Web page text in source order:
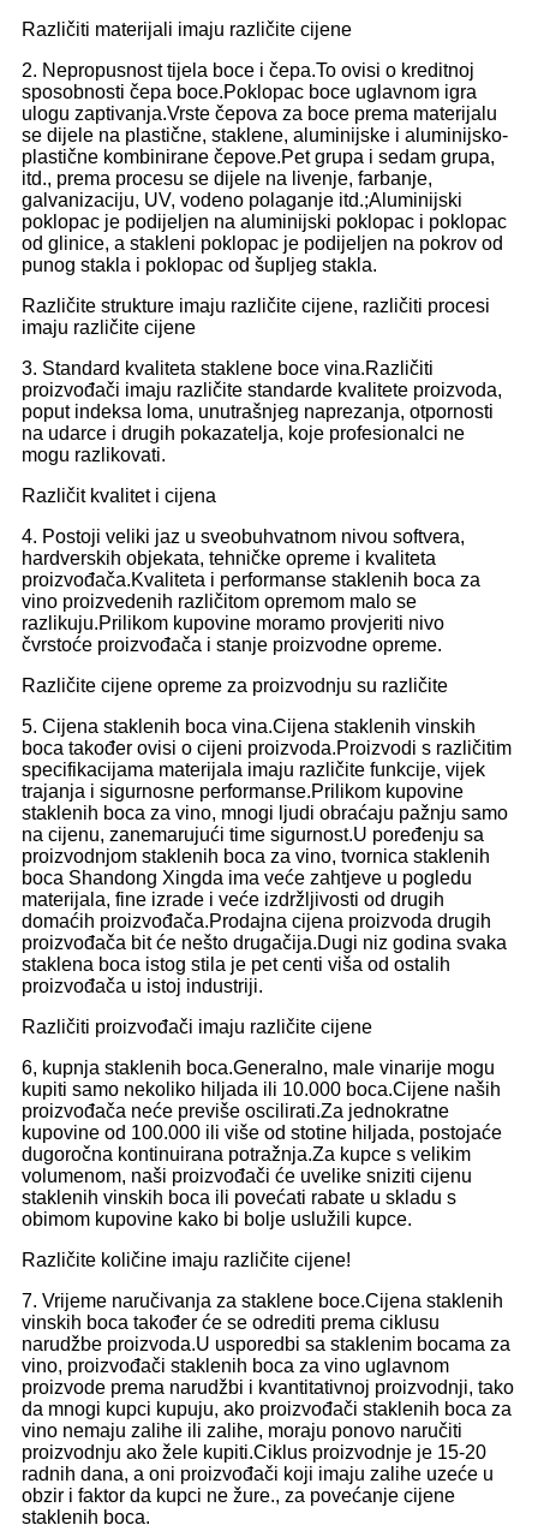
Različiti materijali imaju različite cijene
2. Nepropusnost tijela boce i čepa.To ovisi o kreditnoj
sposobnosti čepa boce.Poklopac boce uglavnom igra
ulogu zaptivanja.Vrste čepova za boce prema materijalu
se dijele na plastične, staklene, aluminijske i aluminijsko-
plastične kombinirane čepove.Pet grupa i sedam grupa,
itd., prema procesu se dijele na livenje, farbanje,
galvanizaciju, UV, vodeno polaganje itd.;Aluminijski
poklopac je podijeljen na aluminijski poklopac i poklopac
od glinice, a stakleni poklopac je podijeljen na pokrov od
punog stakla i poklopac od šupljeg stakla.
Različite strukture imaju različite cijene, različiti procesi
imaju različite cijene
3. Standard kvaliteta staklene boce vina.Različiti
proizvođači imaju različite standarde kvalitete proizvoda,
poput indeksa loma, unutrašnjeg naprezanja, otpornosti
na udarce i drugih pokazatelja, koje profesionalci ne
mogu razlikovati.
Različit kvalitet i cijena
4. Postoji veliki jaz u sveobuhvatnom nivou softvera,
hardverskih objekata, tehničke opreme i kvaliteta
proizvođača.Kvaliteta i performanse staklenih boca za
vino proizvedenih različitom opremom malo se
razlikuju.Prilikom kupovine moramo provjeriti nivo
čvrstoće proizvođača i stanje proizvodne opreme.
Različite cijene opreme za proizvodnju su različite
5. Cijena staklenih boca vina.Cijena staklenih vinskih
boca također ovisi o cijeni proizvoda.Proizvodi s različitim
specifikacijama materijala imaju različite funkcije, vijek
trajanja i sigurnosne performanse.Prilikom kupovine
staklenih boca za vino, mnogi ljudi obraćaju pažnju samo
na cijenu, zanemarujući time sigurnost.U poređenju sa
proizvodnjom staklenih boca za vino, tvornica staklenih
boca Shandong Xingda ima veće zahtjeve u pogledu
materijala, fine izrade i veće izdržljivosti od drugih
domaćih proizvođača.Prodajna cijena proizvoda drugih
proizvođača bit će nešto drugačija.Dugi niz godina svaka
staklena boca istog stila je pet centi viša od ostalih
proizvođača u istoj industriji.
Različiti proizvođači imaju različite cijene
6, kupnja staklenih boca.Generalno, male vinarije mogu
kupiti samo nekoliko hiljada ili 10.000 boca.Cijene naših
proizvođača neće previše oscilirati.Za jednokratne
kupovine od 100.000 ili više od stotine hiljada, postojaće
dugoročna kontinuirana potražnja.Za kupce s velikim
volumenom, naši proizvođači će uvelike sniziti cijenu
staklenih vinskih boca ili povećati rabate u skladu s
obimom kupovine kako bi bolje uslužili kupce.
Različite količine imaju različite cijene!
7. Vrijeme naručivanja za staklene boce.Cijena staklenih
vinskih boca također će se odrediti prema ciklusu
narudžbe proizvoda.U usporedbi sa staklenim bocama za
vino, proizvođači staklenih boca za vino uglavnom
proizvode prema narudžbi i kvantitativnoj proizvodnji, tako
da mnogi kupci kupuju, ako proizvođači staklenih boca za
vino nemaju zalihe ili zalihe, moraju ponovo naručiti
proizvodnju ako žele kupiti.Ciklus proizvodnje je 15-20
radnih dana, a oni proizvođači koji imaju zalihe uzeće u
obzir i faktor da kupci ne žure., za povećanje cijene
staklenih boca.